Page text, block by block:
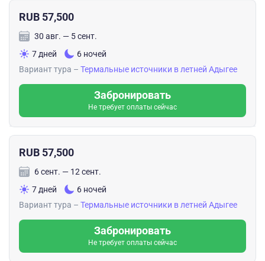
RUB 57,500
30 авг. — 5 сент.
7 дней
6 ночей
Вариант тура – Термальные источники в летней Адыгее
Забронировать
Не требует оплаты сейчас
RUB 57,500
6 сент. — 12 сент.
7 дней
6 ночей
Вариант тура – Термальные источники в летней Адыгее
Забронировать
Не требует оплаты сейчас